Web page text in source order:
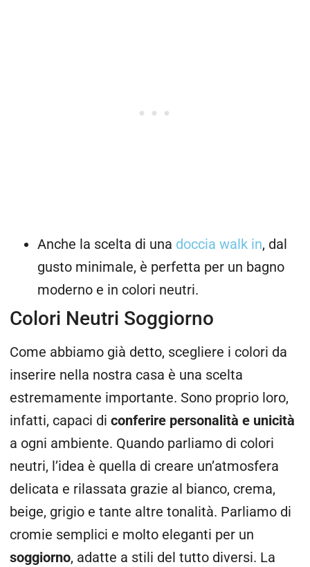
Anche la scelta di una doccia walk in, dal
gusto minimale, è perfetta per un bagno
moderno e in colori neutri.
Colori Neutri Soggiorno
Come abbiamo già detto, scegliere i colori da
inserire nella nostra casa è una scelta
estremamente importante. Sono proprio loro,
infatti, capaci di conferire personalità e unicità
a ogni ambiente. Quando parliamo di colori
neutri, l’idea è quella di creare un’atmosfera
delicata e rilassata grazie al bianco, crema,
beige, grigio e tante altre tonalità. Parliamo di
cromie semplici e molto eleganti per un
soggiorno, adatte a stili del tutto diversi. La